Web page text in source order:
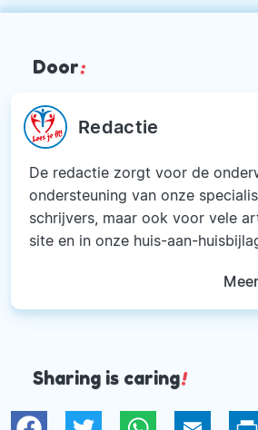
Door:
Redactie
De redactie zorgt voor de
ondersteuning van onze
schrijvers, maar ook voor vele
site en in onze huis-aan-
Sharing is caring!